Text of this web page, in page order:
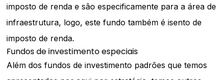
imposto de renda e são especificamente para a área de
infraestrutura, logo, este fundo também é isento de
imposto de renda.
Fundos de investimento especiais
Além dos fundos de investimento padrões que temos